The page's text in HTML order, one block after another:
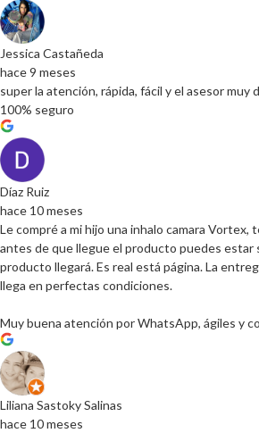
Jessica Castañeda
hace 9 meses
super la atención, rápida, fácil y el asesor
100% seguro
Díaz Ruiz
hace 10 meses
Le compré a mi hijo una inhalo camara Vortex,
antes de que llegue el producto puedes estar
producto llegará. Es real está página. La
llega en perfectas condiciones.
Muy buena atención por WhatsApp, ágiles y
Liliana Sastoky Salinas
hace 10 meses